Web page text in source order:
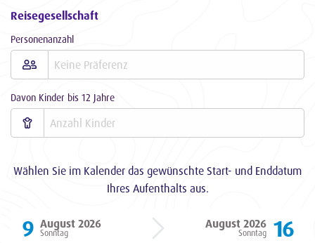
Reisegesellschaft
Personenanzahl
Davon Kinder bis 12 Jahre
Wählen Sie im Kalender das gewünschte Start- und Enddatum
Ihres Aufenthalts aus.
9 August 2026
Sonntag 16
August 2026
Sonntag